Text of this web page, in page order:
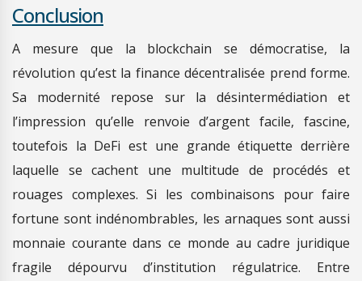
Conclusion
A mesure que la blockchain se démocratise, la
révolution qu’est la finance décentralisée prend forme.
Sa modernité repose sur la désintermédiation et
l’impression qu’elle renvoie d’argent facile, fascine,
toutefois la DeFi est une grande étiquette derrière
laquelle se cachent une multitude de procédés et
rouages complexes. Si les combinaisons pour faire
fortune sont indénombrables, les arnaques sont aussi
monnaie courante dans ce monde au cadre juridique
fragile dépourvu d’institution régulatrice. Entre